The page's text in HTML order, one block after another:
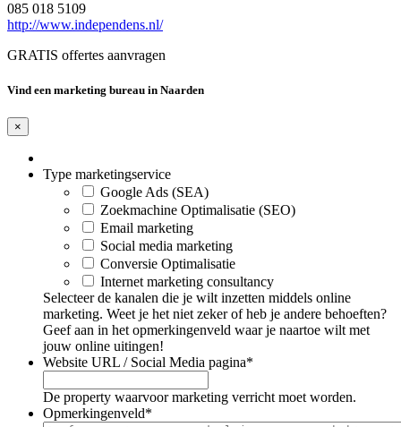
085 018 5109
http://www.independens.nl/
GRATIS offertes aanvragen
Vind een marketing bureau in Naarden
×
Type marketingservice
Google Ads (SEA)
Zoekmachine Optimalisatie (SEO)
Email marketing
Social media marketing
Conversie Optimalisatie
Internet marketing consultancy
Selecteer de kanalen die je wilt inzetten middels online
marketing. Weet je het niet zeker of heb je andere behoeften?
Geef aan in het opmerkingenveld waar je naartoe wilt met
jouw online uitingen!
Website URL / Social Media pagina*
De property waarvoor marketing verricht moet worden.
Opmerkingenveld*